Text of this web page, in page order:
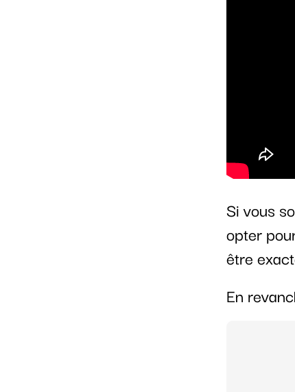
Si vous
opter
être
En